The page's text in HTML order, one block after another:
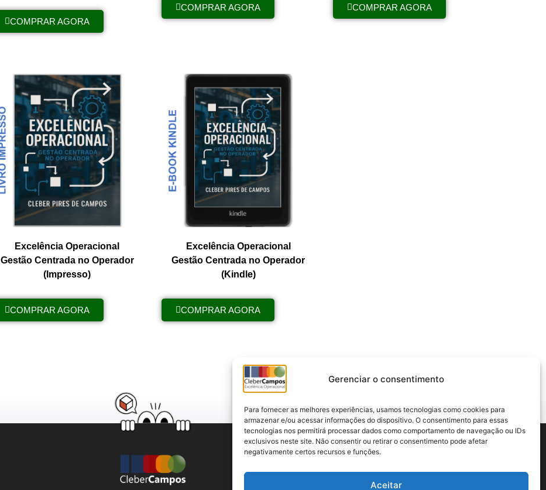
Gerenciar o consentimento
Para fornecer as melhores experiências, usamos tecnologias como cookies para
armazenar e/ou acessar informações do dispositivo. O consentimento para essas
tecnologias nos permitirá processar dados como comportamento de navegação ou IDs
exclusivos neste site. Não consentir ou retirar o consentimento pode afetar
negativamente certos recursos e funções.
Aceitar
COMPRAR AGORA
COMPRAR AGORA COMPRAR AGORA
Excelência Operacional
Gestão Centrada no Operador
(Impresso)
COMPRAR AGORA
Excelência Operacional
Gestão Centrada no Operador
(Kindle)
COMPRAR AGORA